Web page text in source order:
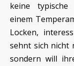
keine typische
einem
Locken,
sehnt sich nicht
sondern will